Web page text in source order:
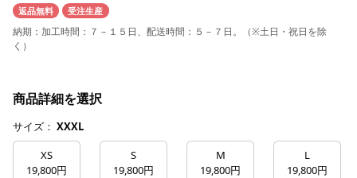
返品無料 受注生産
納期：加工時間：７－１５日、配送時間：５－７日。（※土日・祝日を除
く）
商品詳細を選択
サイズ： XXXL
XS
19,800円
S
19,800円
M
19,800円
L
19,800円